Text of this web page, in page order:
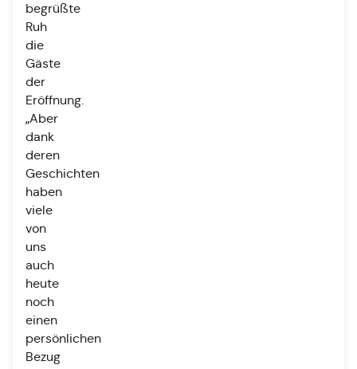
begrüßte
Ruh
die
Gäste
der
Eröffnung.
„Aber
dank
deren
Geschichten
haben
viele
von
uns
auch
heute
noch
einen
persönlichen
Bezug